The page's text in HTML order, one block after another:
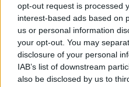
opt-out request is processed
interest-based ads based on
us or personal information
your opt-out. You may
disclosure of your personal
IAB’s list of downstream
also be disclosed by us to
Skitsnack, och något som bara
Tyskland har en mycket
den svenska är den främst till
exporteras i regel inte. Humor
gemensamma referenspunkter
svårt att översätta.